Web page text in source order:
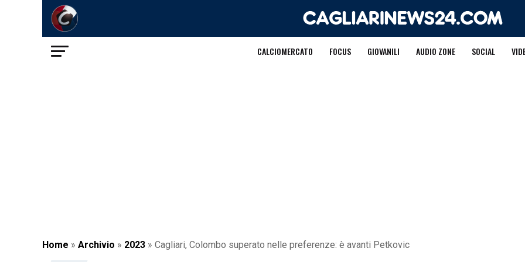
CALCIOMERCATO FOCUS GIOVANILI AUDIO ZONE SOCIAL
Home » Archivio » 2023 » Cagliari, Colombo superato nelle preferenze: è avanti Petkovic